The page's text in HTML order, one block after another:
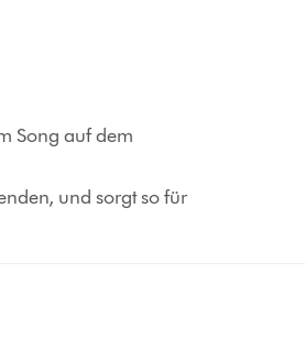
Song auf dem
und sorgt so für